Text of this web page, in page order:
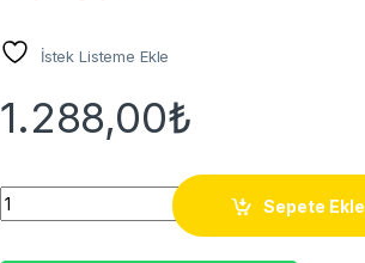
İstek Listeme Ekle
1.288,00₺
Q7516A (CRG-709) TONER(12K) quantity
Sepete Ekle